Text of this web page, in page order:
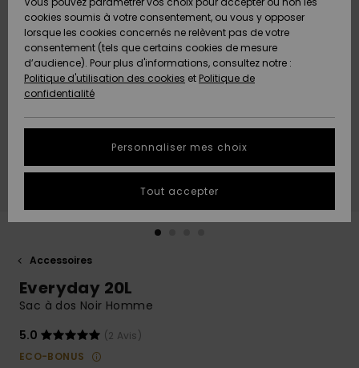
Nouveautés
A
Découvrir
Nouveautés
A
Découvrir
A
Découvrir
Communauté
AIDE &
CONTACT
Quiksilver
Freedom
Protection
des
tailles
conversation
plus rapide
à votre
Démarrer
MAGASINS
QUIKSILVER
Accessoires
Everyday 20L
Sac à dos Noir Homme
5.0
(2 Avis)
ECO-BONUS
cookies soumis à votre consentement, ou vous y opposer
lorsque les cookies concernés ne relèvent pas de votre
consentement (tels que certains cookies de mesure
d’audience). Pour plus d'informations, consultez notre :
Politique d'utilisation des cookies et Politique de
confidentialité
Personnaliser mes choix
Tout accepter